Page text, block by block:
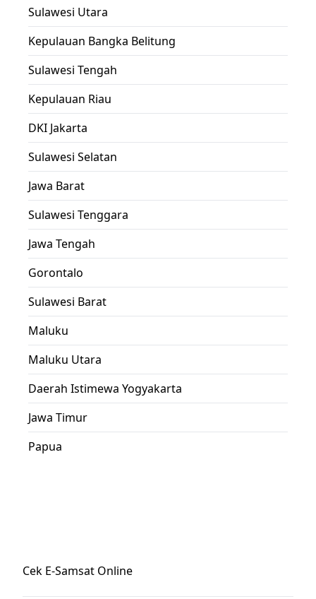
Sulawesi Utara
Kepulauan Bangka Belitung
Sulawesi Tengah
Kepulauan Riau
DKI Jakarta
Sulawesi Selatan
Jawa Barat
Sulawesi Tenggara
Jawa Tengah
Gorontalo
Sulawesi Barat
Maluku
Maluku Utara
Daerah Istimewa Yogyakarta
Jawa Timur
Papua
Cek E-Samsat Online